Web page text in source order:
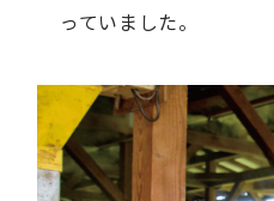
っていました。